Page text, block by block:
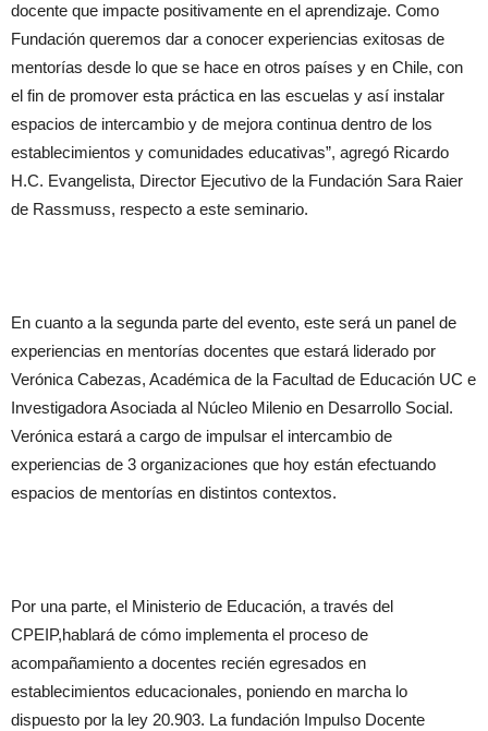
docente que impacte positivamente en el aprendizaje. Como
Fundación queremos dar a conocer experiencias exitosas de
mentorías desde lo que se hace en otros países y en Chile, con
el fin de promover esta práctica en las escuelas y así instalar
espacios de intercambio y de mejora continua dentro de los
establecimientos y comunidades educativas”, agregó Ricardo
H.C. Evangelista, Director Ejecutivo de la Fundación Sara Raier
de Rassmuss, respecto a este seminario.
En cuanto a la segunda parte del evento, este será un panel de
experiencias en mentorías docentes que estará liderado por
Verónica Cabezas, Académica de la Facultad de Educación UC e
Investigadora Asociada al Núcleo Milenio en Desarrollo Social.
Verónica estará a cargo de impulsar el intercambio de
experiencias de 3 organizaciones que hoy están efectuando
espacios de mentorías en distintos contextos.
Por una parte, el Ministerio de Educación, a través del
CPEIP,hablará de cómo implementa el proceso de
acompañamiento a docentes recién egresados en
establecimientos educacionales, poniendo en marcha lo
dispuesto por la ley 20.903. La fundación Impulso Docente